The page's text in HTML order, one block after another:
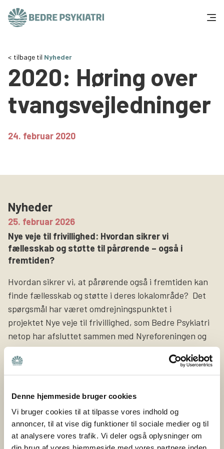
Denne hjemmeside bruger cookies
Vi bruger cookies til at tilpasse vores indhold og
annoncer, til at vise dig funktioner til sociale medier og til
at analysere vores trafik. Vi deler også oplysninger om
Tal og fakta
Om os
Vær med
Søg
tilbage til Nyheder
2020: Høring over
tvangsvejledninger
24. februar 2020
Nyheder
25. februar 2026
Nye veje til frivillighed: Hvordan sikrer vi
fællesskab og støtte til pårørende – også i
fremtiden?
Hvordan sikrer vi, at pårørende også i fremtiden kan
finde fællesskab og støtte i deres lokalområde? Det
spørgsmål har været omdrejningspunktet i
projektet Nye veje til frivillighed, som Bedre Psykiatri
netop har afsluttet sammen med Nyreforeningen og
Høreforeningen med støtte fra Nordea-fonden. Bedre
Psykiatri er en forening bygget på frivillige kræfter og
lokale fællesskaber. Det er de ca. 400 frivillige i Bedre
3. juni 2025
PårørendeKurset gør en forskel